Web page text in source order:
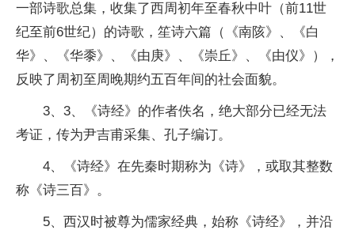
一部诗歌总集，收集了西周初年至春秋中叶（前11世
纪至前6世纪）的诗歌，笙诗六篇（《南陔》、《白
华》、《华黍》、《由庚》、《崇丘》、《由仪》），
反映了周初至周晚期约五百年间的社会面貌。
3、3、《诗经》的作者佚名，绝大部分已经无法
考证，传为尹吉甫采集、孔子编订。
4、《诗经》在先秦时期称为《诗》，或取其整数
称《诗三百》。
5、西汉时被尊为儒家经典，始称《诗经》，并沿